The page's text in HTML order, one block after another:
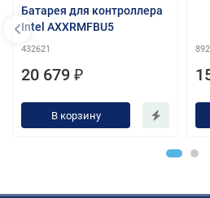
Батарея для контроллера
Intel AXXRMFBU5
432621
20 679 ₽
В корзину